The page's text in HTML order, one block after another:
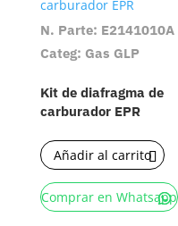
N. Parte: E2141010A
Categ: Gas GLP
Kit de diafragma de
carburador EPR
Añadir al carrito
Comprar en Whatsapp